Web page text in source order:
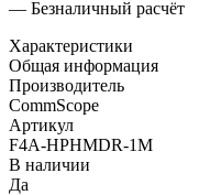
— Безналичный расчёт
Характеристики
Общая информация
Производитель
CommScope
Артикул
F4A-HPHMDR-1M
В наличии
Да